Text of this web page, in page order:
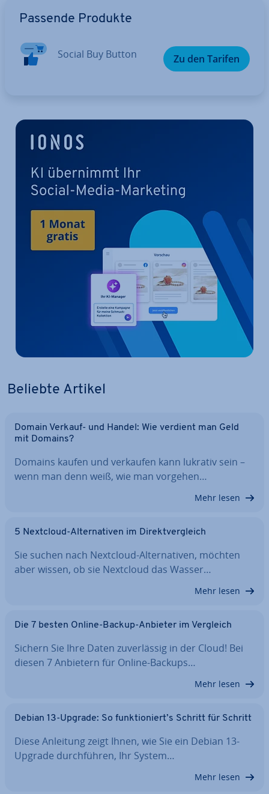
Passende Produkte
Social Buy Button Zu den Tarifen
Beliebte Artikel
Domain Verkauf- und Handel: Wie verdient man Geld
mit Domains?
Domains kaufen und verkaufen kann lukrativ sein –
wenn man denn weiß, wie man vorgehen…
Mehr lesen
5 Nextcloud-Al­ter­na­ti­ven im Di­rekt­ver­gleich
Sie suchen nach Nextcloud-Al­ter­na­ti­ven, möchten
aber wissen, ob sie Nextcloud das Wasser…
Mehr lesen
Die 7 besten Online-Backup-Anbieter im Vergleich
Sichern Sie Ihre Daten zu­ver­läs­sig in der Cloud! Bei
diesen 7 Anbietern für Online-Backups…
Mehr lesen
Debian 13-Upgrade: So funk­tio­niert’s Schritt für Schritt
Diese Anleitung zeigt Ihnen, wie Sie ein Debian 13-
Upgrade durch­füh­ren, Ihr System…
Mehr lesen